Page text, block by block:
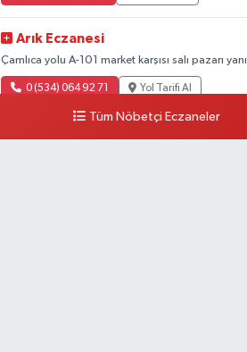
Arık Eczanesi
Çamlıca yolu A-101 market karşısı salı pazarı yanı
0 (534) 064 92 71 Yol Tarifi Al
Tüm Nöbetçi Eczaneler